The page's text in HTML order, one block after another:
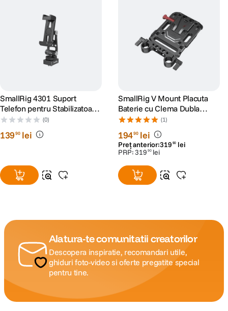
SmallRig 4301 Suport
Telefon pentru Stabilizatoare
DJI
(0)
13990 lei
SmallRig V Mount Placuta
Baterie cu Clema Dubla
15mm
(1)
19490 lei
Preț anterior:319 90 lei
PRP:319 90 lei
Alatura-te comunitatii creatorilor
Descopera inspiratie, recomandari utile,
ghiduri foto-video si oferte pregatite special
pentru tine.